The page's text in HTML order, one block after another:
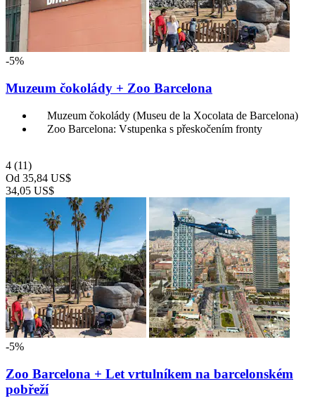
-5%
Muzeum čokolády + Zoo Barcelona
Muzeum čokolády (Museu de la Xocolata de Barcelona)
Zoo Barcelona: Vstupenka s přeskočením fronty
4 (11)
Od 35,84 US$
34,05 US$
-5%
Zoo Barcelona + Let vrtulníkem na barcelonském
pobřeží